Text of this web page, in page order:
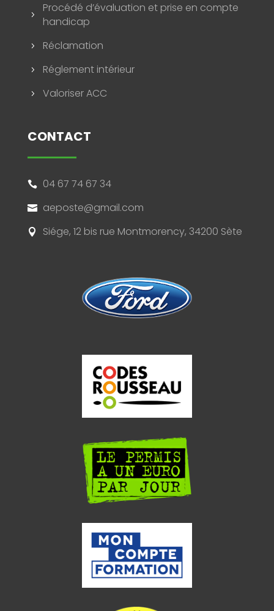
5
Procédé d’évaluation et prise en compte
handicap
5 Réclamation
5 Réglement intérieur
5 Valoriser ACC
CONTACT
 04 67 74 67 34
 aeposte@gmail.com
 Siége, 12 bis rue Montmorency, 34200 Sète